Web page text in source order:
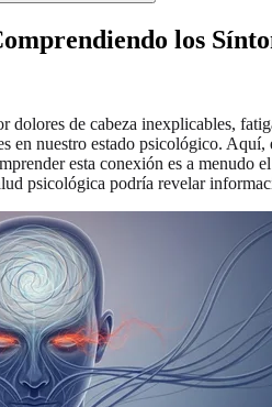
los
dolores de cabeza inexplicables,
en nuestro estado psicológico.
esta conexión es a menudo
psicológica podría revelar